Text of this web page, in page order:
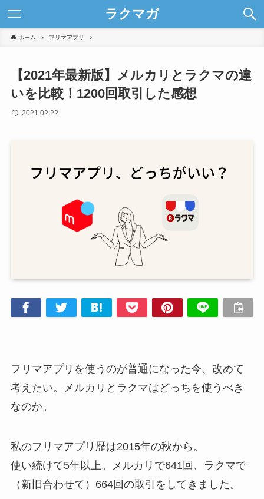
ラクマガ
ホーム フリマアプリ
【2021年最新版】メルカリとラクマの違
いを比較！1200回取引した感想
2021.02.22
フリマアプリを使うのが普通になった今、改めて
考えたい。メルカリとラクマはどっちを使うべき
なのか。
私のフリマアプリ歴は2015年の秋から。
使い続けて5年以上。メルカリで641回、ラクマで
（新旧合わせて）664回の取引をしてきました。